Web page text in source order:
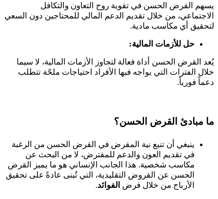
يسهم القرض الحسن في تقوية روح التعاون والتكافل
الاجتماعي، من خلال تقديم الدعم المالي للمحتاجين دون السعي
لتحقيق أي مكاسب مادية.
حل للأزمات المالية:
يُعد القرض الحسن أداة فعالة لتجاوز الأزمات المالية، لا سيما
خلال الفترات التي يواجه فيها الأفراد احتياجات ملحّة تتطلب
دعماً فورياً.
ما مبادئ القرض الحسن؟
ينبغي أن تنبع نية المقرض في القرض الحسن من الرغبة
في تقديم العون والدعم للمقترض، لا من البحث عن
مكاسب شخصية. هذا الجانب الإنساني هو ما يميز القرض
الحسن عن القروض التقليدية، التي تُبنى عادةً على تحقيق
الأرباح من خلال فرض الفوائد.